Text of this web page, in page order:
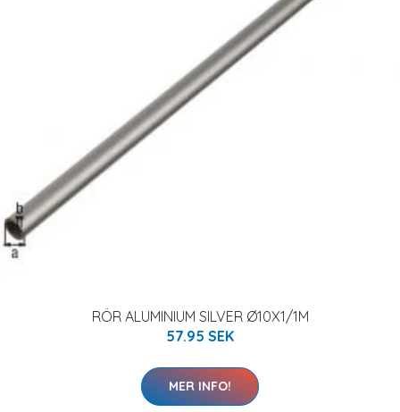
RÖR ALUMINIUM SILVER Ø10X1/1M
57.95 SEK
MER INFO!